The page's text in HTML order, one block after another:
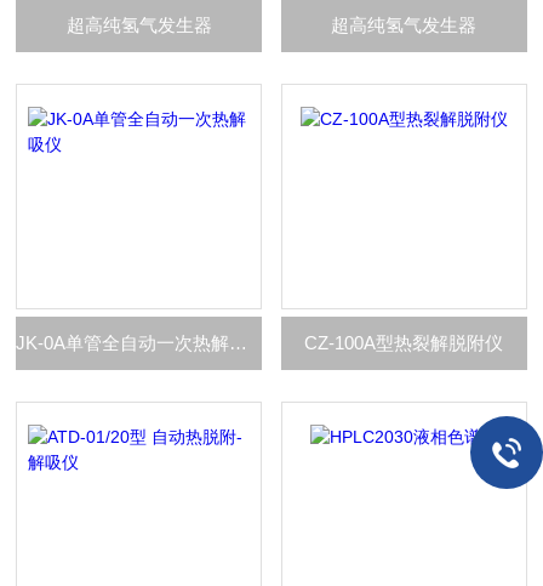
超高纯氢气发生器 超高纯氢气发生器
JK-0A单管全自动一次热解吸仪 CZ-100A型热裂解脱附仪